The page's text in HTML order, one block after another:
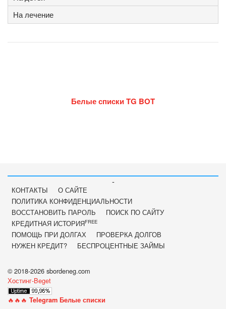
На лечение
Белые списки TG BOT
-
КОНТАКТЫ
О САЙТЕ
ПОЛИТИКА КОНФИДЕНЦИАЛЬНОСТИ
ВОССТАНОВИТЬ ПАРОЛЬ
ПОИСК ПО САЙТУ
КРЕДИТНАЯ ИСТОРИЯFREE
ПОМОЩЬ ПРИ ДОЛГАХ
ПРОВЕРКА ДОЛГОВ
НУЖЕН КРЕДИТ?
БЕСПРОЦЕНТНЫЕ ЗАЙМЫ
© 2018-2026 sbordeneg.com
Хостинг-Beget
🔥🔥🔥 Telegram Белые списки